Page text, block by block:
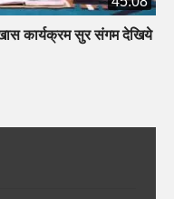
कार्यक्रम सुर संगम देखिये